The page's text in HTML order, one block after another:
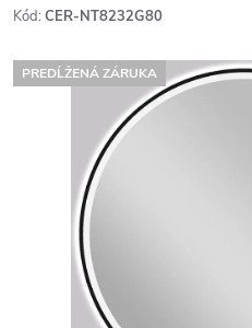
Kód: CER-NT8232G80
PREDĹŽENÁ ZÁRUKA